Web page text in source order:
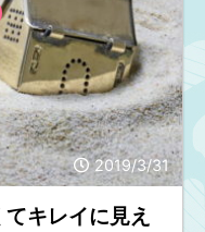
2019/3/31
キレイに見え